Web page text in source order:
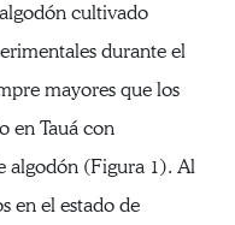
cultivado
durante el
mayores que los
en Tauá con
algodón (Figura 1). Al
en el estado de